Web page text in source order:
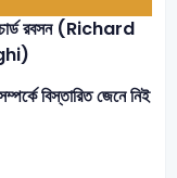
রবসন(Richard
বিস্তারিত জেনে নিই